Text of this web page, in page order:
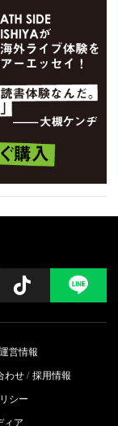
Follow
営情報
わせ 採用情報
シー
ィア